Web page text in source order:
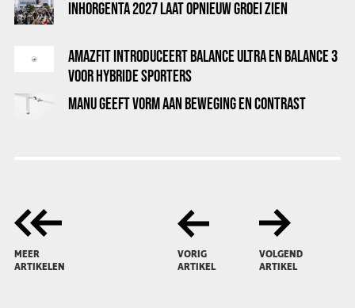
INHORGENTA 2027 LAAT OPNIEUW GROEI ZIEN
AMAZFIT INTRODUCEERT BALANCE ULTRA EN BALANCE 3
VOOR HYBRIDE SPORTERS
MANU GEEFT VORM AAN BEWEGING EN CONTRAST
MEER
ARTIKELEN
VORIG
ARTIKEL
VOLGEND
ARTIKEL